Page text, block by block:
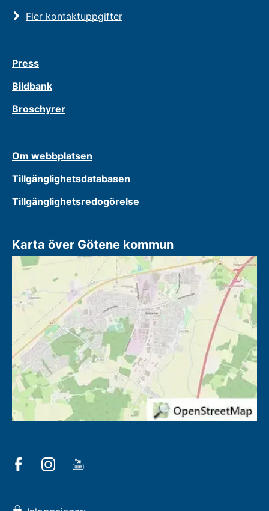
Fler kontaktuppgifter
Press
Bildbank
Broschyrer
Om webbplatsen
Tillgänglighetsdatabasen
Tillgänglighetsredogörelse
Karta över Götene kommun